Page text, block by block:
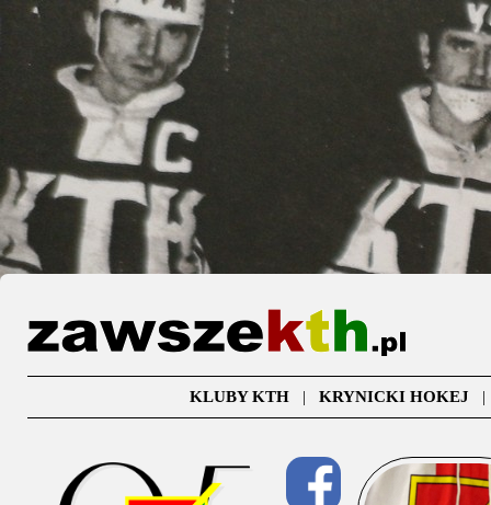
KLUBY KTH| KRYNICKI HOKEJ